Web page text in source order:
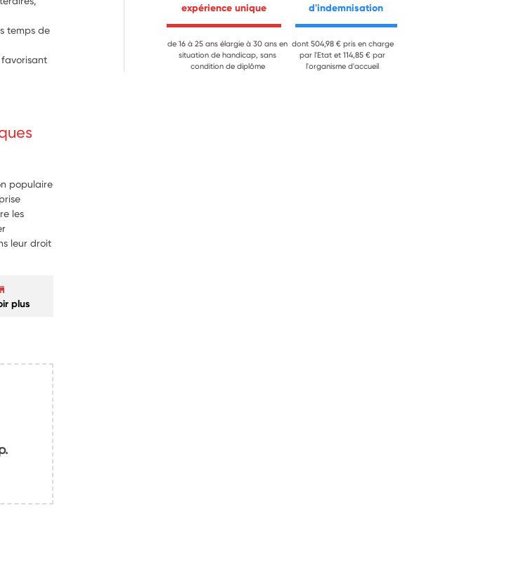
temps de
populaire
les
leur droit
plus
expérience unique
de 16 à 25 ans élargie à 30 ans en
situation de handicap, sans
condition de diplôme
d'indemnisation
dont 504,98 € pris en charge
par l'Etat et 114,85 € par
l'organisme d'accueil